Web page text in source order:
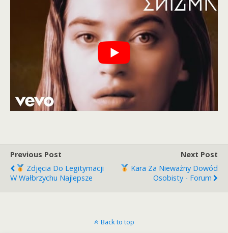
Previous Post
Zdjęcia Do Legitymacji
W Wałbrzychu Najlepsze
Next Post
Kara Za Nieważny Dowód
Osobisty - Forum
Back to top